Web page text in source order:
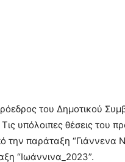
του Δημοτικού
υπόλοιπες θέσεις του
την παράταξη “Γιάννενα
“Ιωάννινα_2023”.